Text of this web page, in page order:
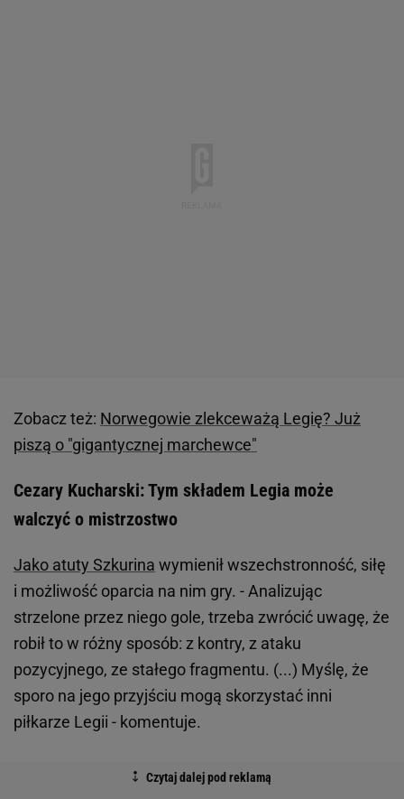
Zobacz też: Norwegowie zlekceważą Legię? Już
piszą o "gigantycznej marchewce"
Cezary Kucharski: Tym składem Legia może
walczyć o mistrzostwo
Jako atuty Szkurina wymienił wszechstronność, siłę
i możliwość oparcia na nim gry. - Analizując
strzelone przez niego gole, trzeba zwrócić uwagę, że
robił to w różny sposób: z kontry, z ataku
pozycyjnego, ze stałego fragmentu. (...) Myślę, że
sporo na jego przyjściu mogą skorzystać inni
piłkarze Legii - komentuje.